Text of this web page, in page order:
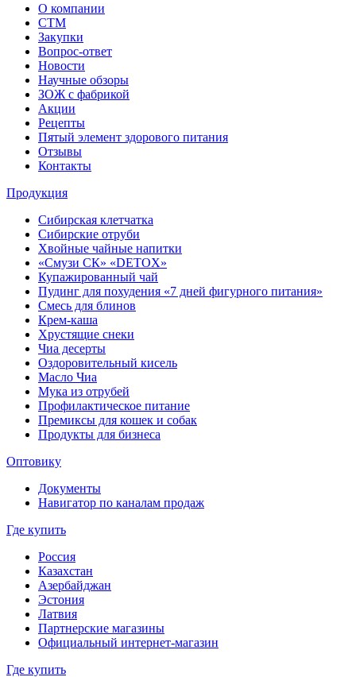
О компании
СТМ
Закупки
Вопрос-ответ
Новости
Научные обзоры
ЗОЖ с фабрикой
Акции
Рецепты
Пятый элемент здорового питания
Отзывы
Контакты
Продукция
Сибирская клетчатка
Сибирские отруби
Хвойные чайные напитки
«Смузи СК» «DETOX»
Купажированный чай
Пудинг для похудения «7 дней фигурного питания»
Смесь для блинов
Крем-каша
Хрустящие снеки
Чиа десерты
Оздоровительный кисель
Масло Чиа
Мука из отрубей
Профилактическое питание
Премиксы для кошек и собак
Продукты для бизнеса
Оптовику
Документы
Навигатор по каналам продаж
Где купить
Россия
Казахстан
Азербайджан
Эстония
Латвия
Партнерские магазины
Официальный интернет-магазин
Где купить